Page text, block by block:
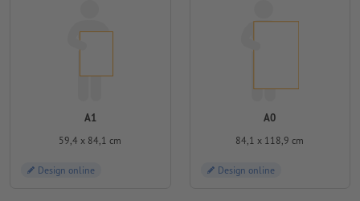
A1
59,4 x 84,1 cm
Design online
A0
84,1 x 118,9 cm
Design online